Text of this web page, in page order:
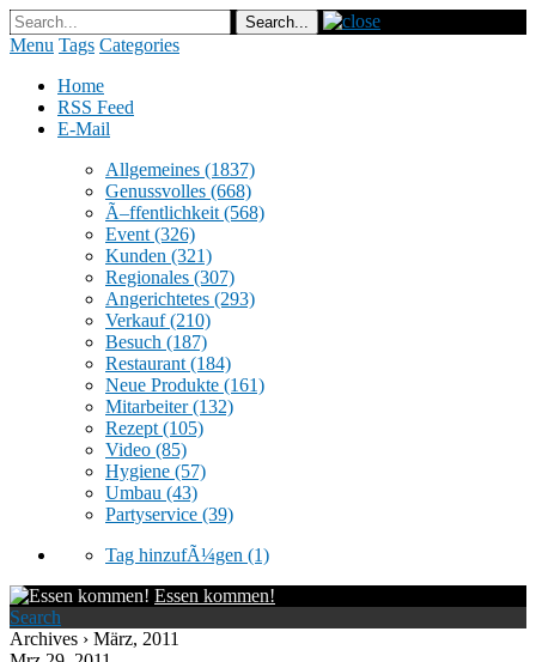
Menu Tags Categories
Home
RSS Feed
E-Mail
Allgemeines (1837)
Genussvolles (668)
Ã–ffentlichkeit (568)
Event (326)
Kunden (321)
Regionales (307)
Angerichtetes (293)
Verkauf(210)
Besuch (187)
Restaurant (184)
Neue Produkte (161)
Mitarbeiter(132)
Rezept (105)
Video (85)
Hygiene (57)
Umbau (43)
Partyservice (39)
Tag hinzufÃ¼gen (1)
Essen kommen!
Search
Archives › März, 2011